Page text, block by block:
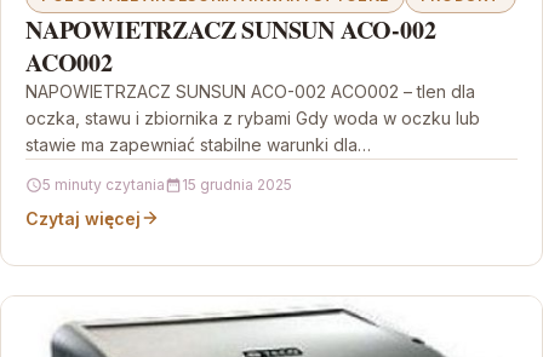
NAPOWIETRZACZ SUNSUN ACO-002
ACO002
NAPOWIETRZACZ SUNSUN ACO-002 ACO002 – tlen dla
oczka, stawu i zbiornika z rybami Gdy woda w oczku lub
stawie ma zapewniać stabilne warunki dla…
5 minuty czytania 15 grudnia 2025
Czytaj więcej